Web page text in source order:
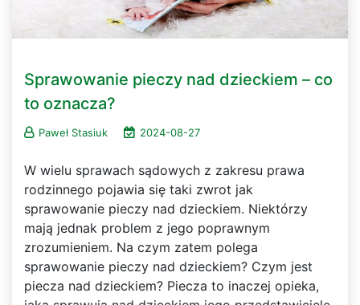
Sprawowanie pieczy nad dzieckiem – co
to oznacza?
Paweł Stasiuk 2024-08-27
W wielu sprawach sądowych z zakresu prawa
rodzinnego pojawia się taki zwrot jak
sprawowanie pieczy nad dzieckiem. Niektórzy
mają jednak problem z jego poprawnym
zrozumieniem. Na czym zatem polega
sprawowanie pieczy nad dzieckiem? Czym jest
piecza nad dzieckiem? Piecza to inaczej opieka,